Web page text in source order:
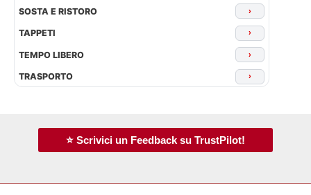
SOSTA E RISTORO ›
TAPPETI ›
TEMPO LIBERO ›
TRASPORTO ›
⭐ Scrivici un Feedback su TrustPilot!